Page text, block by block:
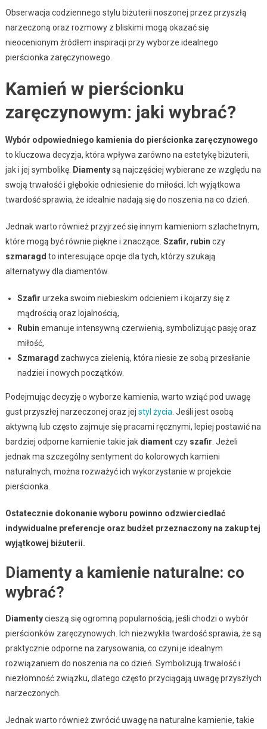
Obserwacja codziennego stylu biżuterii noszonej przez przyszłą
narzeczoną oraz rozmowy z bliskimi mogą okazać się
nieocenionym źródłem inspiracji przy wyborze idealnego
pierścionka zaręczynowego.
Kamień w pierścionku
zaręczynowym: jaki wybrać?
Wybór odpowiedniego kamienia do pierścionka zaręczynowego
to kluczowa decyzja, która wpływa zarówno na estetykę biżuterii,
jak i jej symbolikę. Diamentysą najczęściej wybierane ze względu na
swoją trwałość i głębokie odniesienie do miłości. Ich wyjątkowa
twardość sprawia, że idealnie nadają się do noszenia na co dzień.
Jednak warto również przyjrzeć się innym kamieniom szlachetnym,
które mogą być równie piękne i znaczące. Szafir, rubin czy
szmaragd to interesujące opcje dla tych, którzy szukają
alternatywy dla diamentów.
Szafir urzeka swoim niebieskim odcieniem i kojarzy się z
mądrością oraz lojalnością,
Rubin emanuje intensywną czerwienią, symbolizując pasję oraz
miłość,
Szmaragd zachwyca zielenią, która niesie ze sobą przesłanie
nadziei i nowych początków.
Podejmując decyzję o wyborze kamienia, warto wziąć pod uwagę
gust przyszłej narzeczonej oraz jej styl życia . Jeśli jest osobą
aktywną lub często zajmuje się pracami ręcznymi, lepiej postawić na
bardziej odporne kamienie takie jak diamentczy szafir . Jeżeli
jednak ma szczególny sentyment do kolorowych kamieni
naturalnych, można rozważyć ich wykorzystanie w projekcie
pierścionka.
Ostatecznie dokonanie wyboru powinno odzwierciedlać
indywidualne preferencje oraz budżet przeznaczony na zakup tej
wyjątkowej biżuterii.
Diamenty a kamienie naturalne: co
wybrać?
Diamentycieszą się ogromną popularnością, jeśli chodzi o wybór
pierścionków zaręczynowych. Ich niezwykła twardość sprawia, że są
praktycznie odporne na zarysowania, co czyni je idealnym
rozwiązaniem do noszenia na co dzień. Symbolizują trwałość i
niezłomność związku, dlatego często przyciągają uwagę przyszłych
narzeczonych.
Jednak warto również zwrócić uwagę na naturalne kamienie, takie